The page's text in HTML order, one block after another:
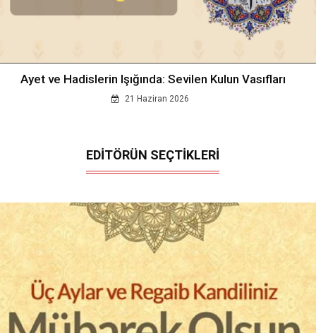
Ayet ve Hadislerin Işığında: Sevilen Kulun Vasıfları
21 Haziran 2026
EDİTÖRÜN SEÇTİKLERİ